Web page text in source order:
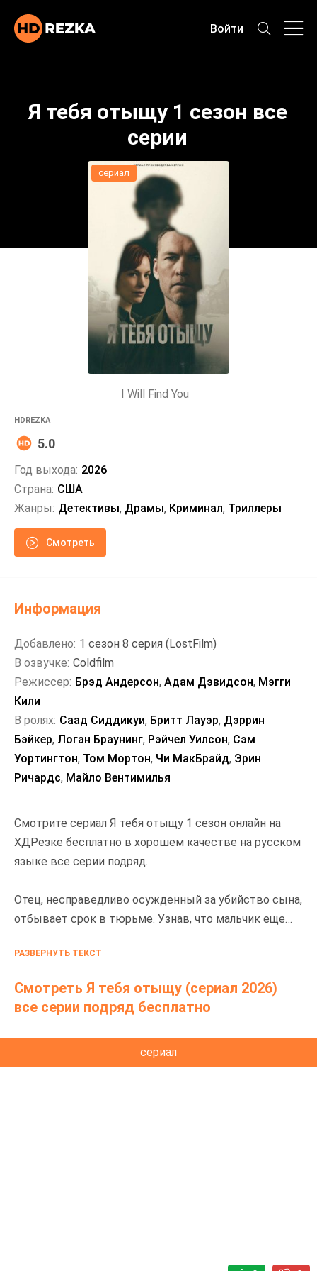
Войти
Я тебя отыщу 1 сезон все
серии
сериал
I Will Find You
HDREZKA
5.0
Год выхода: 2026
Страна: США
Жанры: Детективы, Драмы, Криминал, Триллеры
Смотреть
Смотрите сериал Я тебя отыщу 1 сезон онлайн на
ХДРезке бесплатно в хорошем качестве на русском
языке все серии подряд.
Отец, несправедливо осужденный за убийство сына,
отбывает срок в тюрьме. Узнав, что мальчик еще
шаги, стремясь его спасти.
РАЗВЕРНУТЬ ТЕКСТ
Смотреть Я тебя отыщу (сериал 2026)
все серии подряд бесплатно
сериал
Информация
Добавлено: 1 сезон 8 серия (LostFilm)
В озвучке: Coldfilm
Режиссер: Брэд Андерсон, Адам Дэвидсон, Мэгги
Кили
В ролях: Саад Сиддикуи, Бритт Лауэр, Дэррин
Бэйкер, Логан Браунинг, Рэйчел Уилсон, Сэм
Уортингтон, Том Мортон, Чи МакБрайд, Эрин
Ричардс, Майло Вентимилья